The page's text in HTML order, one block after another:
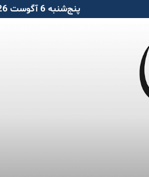
پنج‌شنبه 6 آگوست 2026